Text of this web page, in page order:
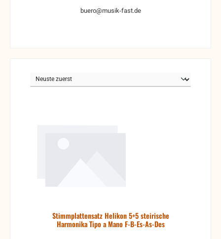
buero@musik-fast.de
Stimmplattensatz Helikon 5+5 steirische
Harmonika Tipo a Mano F-B-Es-As-Des